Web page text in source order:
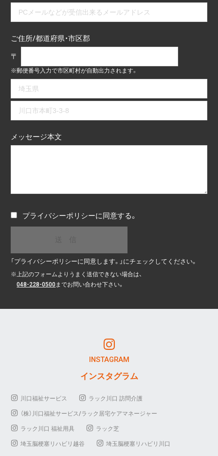
ご住所/都道府県・市区郡
〒
※郵便番号入力で市区町村が自動出力されます。
メッセージ本文
プライバシーポリシーに同意する。
「プライバシーポリシーに同意します。」にチェックしてください。
※上記のフォームよりうまく送信できない場合は、
048-228-0500までお問い合わせ下さい。
INSTAGRAM
インスタグラム
川口福祉サービス
ラック川口 訪問介護
（株）川口福祉サービス/ラック居宅ケアマネージャー
ラック川口 福祉用具
ラック芝
埼玉脳梗塞リハビリ越谷
埼玉脳梗塞リハビリ川口